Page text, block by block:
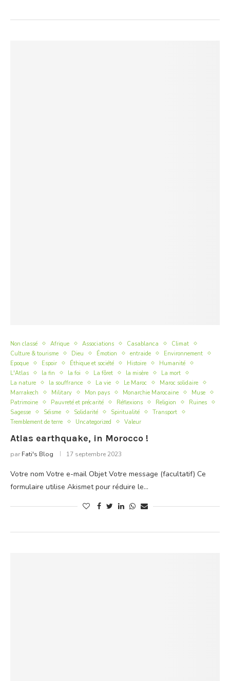
Non classé Afrique Associations Casablanca
Climat
Culture & tourisme
Dieu Émotion entraide
Environnement
Epoque
Espoir Éthique et société Histoire
Humanité
L'Atlas
la fin la foi La fôret la misère
La mort
La nature
la souffrance La vie Le Maroc
Maroc solidaire
Marrakech
Military Mon pays Monarchie Marocaine
Muse
Patrimoine
Pauvreté et précarité Réflexions Religion
Ruines
Sagesse
Séisme Solidarité Spiritualité
Transport
Tremblement de terre
Uncategorized Valeur
Atlas earthquake, in Morocco !
par Fati's Blog 17 septembre 2023
Votre nom Votre e-mail Objet Votre message (facultatif) Ce
formulaire utilise Akismet pour réduire le…